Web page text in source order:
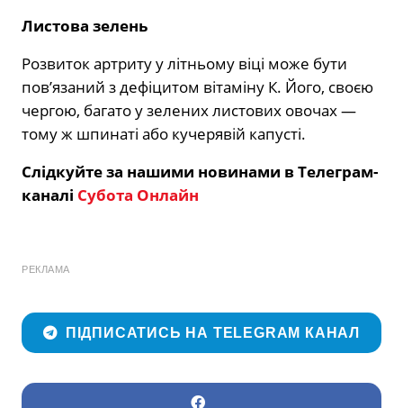
Листова зелень
Розвиток артриту у літньому віці може бути
пов’язаний з дефіцитом вітаміну К. Його, своєю
чергою, багато у зелених листових овочах —
тому ж шпинаті або кучерявій капусті.
Слідкуйте за нашими новинами в Телеграм-
каналі Субота Онлайн
РЕКЛАМА
ПІДПИСАТИСЬ НА TELEGRAM КАНАЛ